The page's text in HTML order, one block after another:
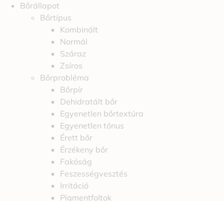
Bőrállapot
Bőrtípus
Kombinált
Normál
Száraz
Zsíros
Bőrprobléma
Bőrpír
Dehidratált bőr
Egyenetlen bőrtextúra
Egyenetlen tónus
Érett bőr
Érzékeny bőr
Fakóság
Feszességvesztés
Irritáció
Pigmentfoltok